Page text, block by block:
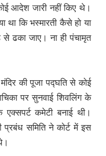
आदेश जारी नहीं किए थे।
था कि भस्मारती कैसे हो या
ढका जाए। ना ही पंचामृत
की पूजा पद्घति से कोई
पर सुनवाई शिवलिंग के
कमेटी बनाई थी।
प्रबंध समिति ने कोर्ट में इस